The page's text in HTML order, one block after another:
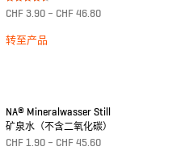
Bewertet
mit
von 5
CHF 3.90 – CHF 46.80
转至产品
NA® Mineralwasser Still
矿泉水（不含二氧化碳）
CHF 1.90 – CHF 45.60